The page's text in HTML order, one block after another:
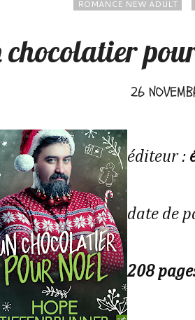
ROMANCE NEW ADULT
chocolatier
26
éditeur :
date de
208